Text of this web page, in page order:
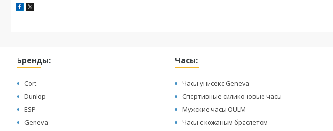
Бренды:
Cort
Dunlop
ESP
Geneva
Часы:
Часы унисекс Geneva
Спортивные силиконовые часы
Мужские часы OULM
Часы с кожаным браслетом